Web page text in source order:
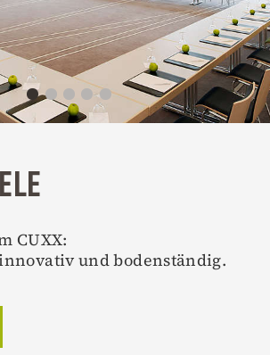
CUXX:
und bodenständig.